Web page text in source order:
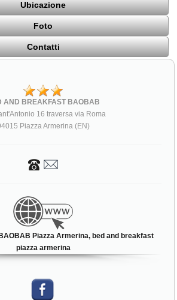
Ubicazione
Foto
Contatti
AND BREAKFAST BAOBAB
16 traversa via Roma
Piazza Armerina (EN)
Piazza Armerina, bed and breakfast
piazza armerina